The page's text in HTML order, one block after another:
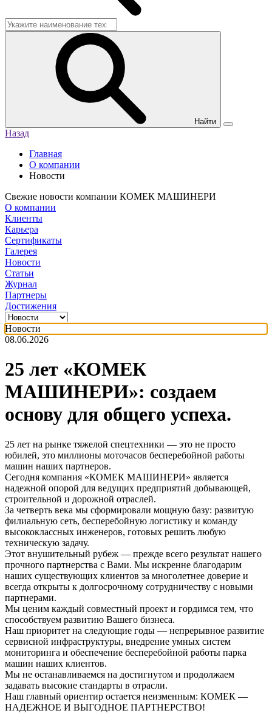
Найти
Назад
Главная
О компании
Новости
Свежие новости компании КОМЕК МАШИНЕРИ
О компании
Клиенты
Карьера
Сертификаты
Галерея
Новости
Статьи
Журнал
Партнеры
Достижения
Новости
08.06.2026
25 лет «КОМЕК
МАШИНЕРИ»: создаем
основу для общего успеха.
25 лет на рынке тяжелой спецтехники — это не просто
юбилей, это миллионы моточасов бесперебойной работы
машин наших партнеров.
Сегодня компания «КОМЕК МАШИНЕРИ» является
надежной опорой для ведущих предприятий добывающей,
строительной и дорожной отраслей.
За четверть века мы сформировали мощную базу: развитую
филиальную сеть, бесперебойную логистику и команду
высококлассных инженеров, готовых решить любую
техническую задачу.
Этот внушительный рубеж — прежде всего результат нашего
прочного партнерства с Вами. Мы искренне благодарим
наших существующих клиентов за многолетнее доверие и
всегда открыты к долгосрочному сотрудничеству с новыми
партнерами.
Мы ценим каждый совместный проект и гордимся тем, что
способствуем развитию Вашего бизнеса.
Наш приоритет на следующие годы — непрерывное развитие
сервисной инфраструктуры, внедрение умных систем
мониторинга и обеспечение бесперебойной работы парка
машин наших клиентов.
Мы не останавливаемся на достигнутом и продолжаем
задавать высокие стандарты в отрасли.
Наш главный ориентир остается неизменным: КОМЕК —
НАДЕЖНОЕ И ВЫГОДНОЕ ПАРТНЕРСТВО!